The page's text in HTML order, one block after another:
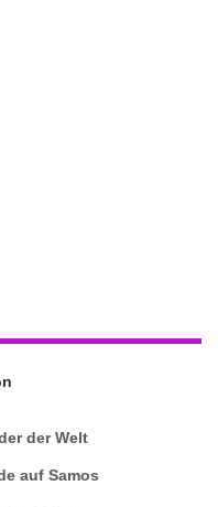
der Welt
auf Samos